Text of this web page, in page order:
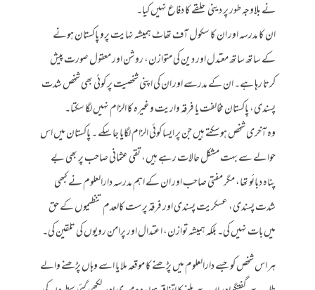
نے بلاوجہ طور پر دینی حلقے کا دفاع نہیں کیا۔
ان کا مدرسہ اور ان کا سکول آف تھاٹ ہمیشہ نہایت پرو پاکستان ہونے
کے ساتھ ساتھ معتدل اور دین کی متوازن، روشن اور معقول صورت پیش
کرتا رہا ہے۔ ان کے مدرسے اور ان کی اپنی شخصیت پر کوئی بھی شخص شدت
پسندی، پاکستان مخالفت یا فرقہ واریت وغیرہ کا الزام نہیں لگا سکتا۔
وہ آخری شخص ہوسکتے ہیں جن پر ایسا کوئی الزام لگایا جا سکے ۔ پاکستان میں اس
حوالے سے بہت مشکل حالات رہے ہیں، تقی عثمانی صاحب پر بھی بے
پناہ دبائو تھا، مگر مفتی صاحب اور ان کے اہم مدرسہ دارالعلوم نے کبھی
شدت پسندی، عسکریت پسندی اور فرقہ پرست کالعدم تنظیموں کے حق
میں بات نہیں کی۔ بلکہ ہمیشہ توازن، اعتدال اور پرامن رویوں کی تلقین کی۔
ہر اس شخص کو جسے دارالعلوم میں پڑھنے کا موقعہ ملا یا اسے وہاں پڑھنے والے